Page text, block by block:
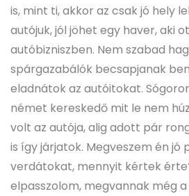
is, mint ti, akkor az csak jó hely
autójuk, jól jöhet egy haver, aki
autóbizniszben. Nem szabad
spárgazabálók becsapjanak
eladnátok az autóitokat.
német kereskedő mit le nem
volt az autója, alig adott pár
is így járjatok. Megveszem én jó
verdátokat, mennyit kértek
elpasszolom, megvannak még